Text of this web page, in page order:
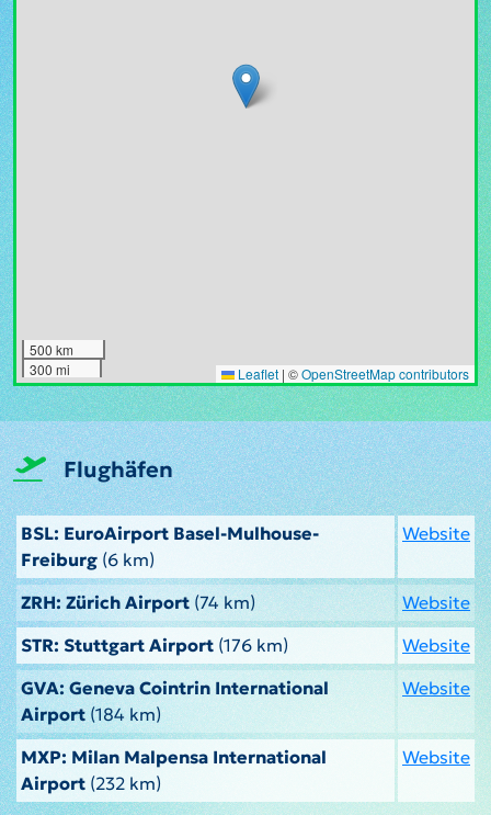
500 km
300 mi
Leaflet | ©OpenStreetMap contributors
Flughäfen
BSL: EuroAirport Basel-Mulhouse-
Freiburg (6 km)
Website
ZRH: Zürich Airport(74 km)
Website
STR: Stuttgart Airport (176 km)
Website
GVA: Geneva Cointrin International
Airport(184 km)
Website
MXP: Milan Malpensa International
Airport (232 km)
Website